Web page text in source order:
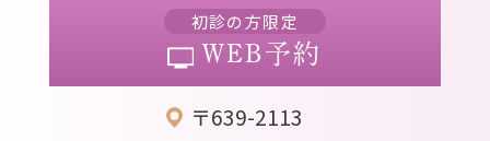
初診の方限定
WEB予約
〒639-2113